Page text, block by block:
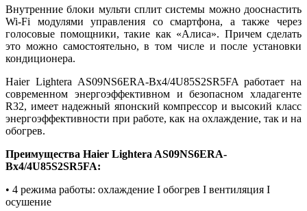
Внутренние блоки мульти сплит системы можно дооснастить
Wi-Fi модулями управления со смартфона, а также через
голосовые помощники, такие как «Алиса». Причем сделать
это можно самостоятельно, в том числе и после установки
кондиционера.
Haier Lightera AS09NS6ERA-Bх4/4U85S2SR5FA работает на
современном энергоэффективном и безопасном хладагенте
R32, имеет надежный японский компрессор и высокий класс
энергоэффективности при работе, как на охлаждение, так и на
обогрев.
Преимущества Haier Lightera AS09NS6ERA-
Bх4/4U85S2SR5FA:
• 4 режима работы: охлаждение I обогрев I вентиляция I
осушение